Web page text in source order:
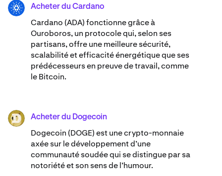
ADA Acheter du Cardano
Cardano (ADA) ​​fonctionne grâce à
Ouroboros, un protocole qui, selon ses
partisans, offre une meilleure sécurité,
scalabilité et efficacité énergétique que ses
prédécesseurs en preuve de travail, comme
le Bitcoin.
DOGE Acheter du Dogecoin
Dogecoin (DOGE) est une crypto-monnaie
axée sur le développement d’une
communauté soudée qui se distingue par sa
notoriété et son sens de l’humour.